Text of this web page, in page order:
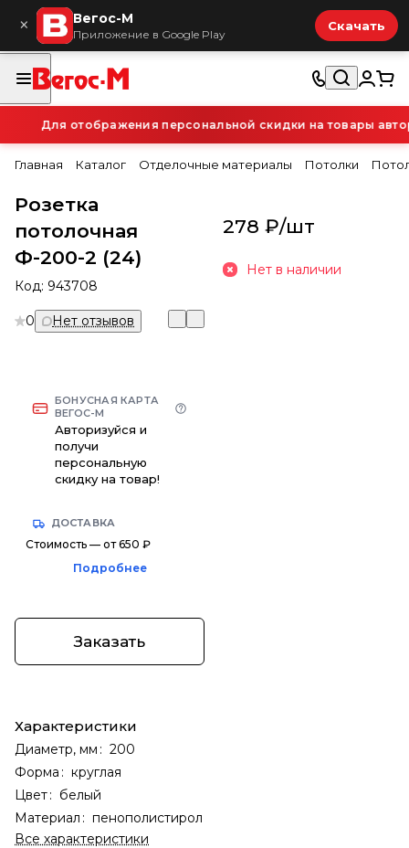
× Вегос-М
Приложение в Google Play
Скачать
Для отображения персональной скидки на товары
Главная Каталог Отделочные материалы Потолки
Розетка
потолочная
Ф-200-2 (24)
Код: 943708
0 Нет отзывов
БОНУСНАЯ КАРТА
ВЕГОС-М
Авторизуйся и
получи
персональную
скидку на товар!
ДОСТАВКА
Стоимость — от 650 ₽
Подробнее
Заказать
Характеристики
Диаметр, мм : 200
Форма : круглая
Цвет: белый
Материал : пенополистирол
Все характеристики
278 ₽/шт
Нет в наличии